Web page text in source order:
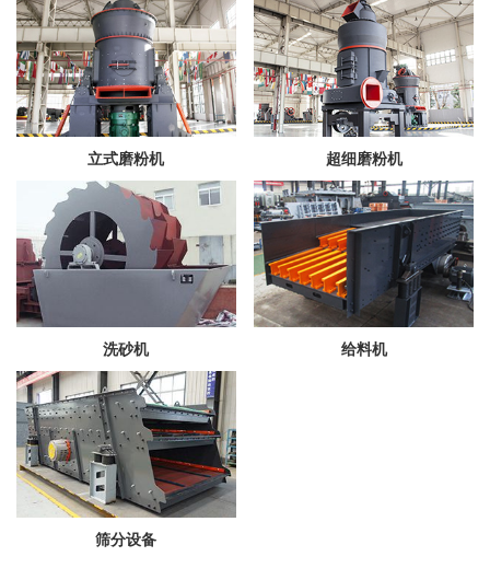
立式磨粉机 超细磨粉机
洗砂机 给料机
筛分设备